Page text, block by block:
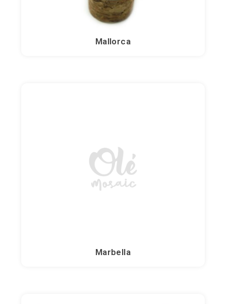
Mallorca
Marbella